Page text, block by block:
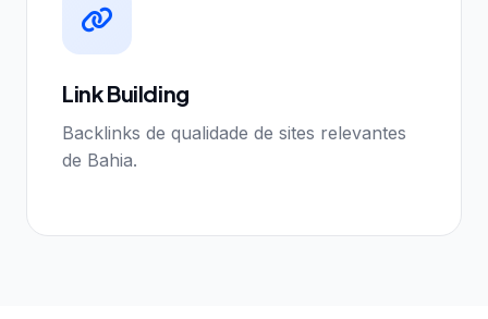
Link Building
Backlinks de qualidade de sites relevantes
de Bahia.